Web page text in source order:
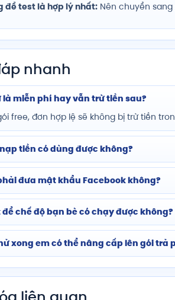
để test là hợp lý nhất: Nên chuyển sang
nhanh
là miễn phí hay vẫn trừ tiền sau?
free, đơn hợp lệ sẽ không bị trừ tiền
tiền có dùng được không?
đưa mật khẩu Facebook không?
để chế độ bạn bè có chạy được không?
xong em có thể nâng cấp lên gói trả